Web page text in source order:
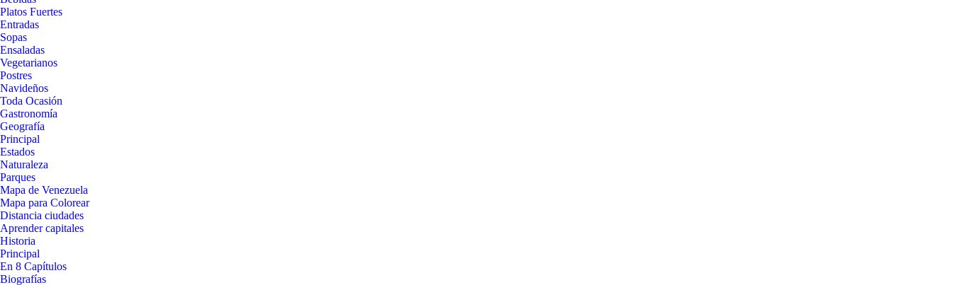
Platos Fuertes
Entradas
Sopas
Ensaladas
Vegetarianos
Postres
Navideños
Toda Ocasión
Gastronomía
Geografía
Principal
Estados
Naturaleza
Parques
Mapa de Venezuela
Mapa para Colorear
Distancia ciudades
Aprender capitales
Historia
Principal
En 8 Capítulos
Biografías